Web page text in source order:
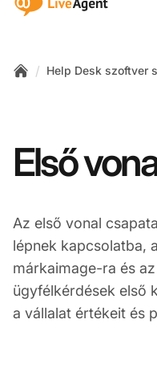
/ Help Desk szoftver
Első
Az első vonal
lépnek kapcsolatba,
márkaimage-ra és
ügyfélkérdések első
a vállalat értékeit és